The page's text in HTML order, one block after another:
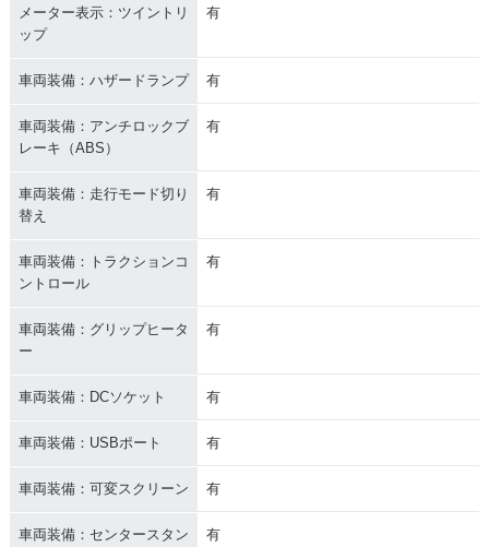
メーター表示：ツイントリ
ップ
有
車両装備：ハザードランプ 有
車両装備：アンチロックブ
レーキ（ABS）
有
車両装備：走行モード切り
替え
有
車両装備：トラクションコ
ントロール
有
車両装備：グリップヒータ
ー
有
車両装備：DCソケット 有
車両装備：USBポート 有
車両装備：可変スクリーン 有
車両装備：センタースタン
有